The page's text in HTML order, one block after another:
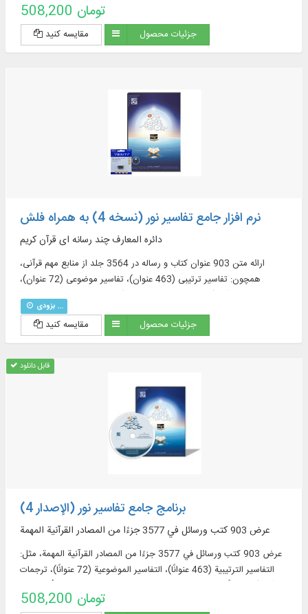
قسمت دانشنامه)، منابع تفسیر و علوم قرآنی (319 عنوان)، فرهنگنامه‌ها (52
عنوان)، پرسمان‌های قرآنی (32 عنوان)
508,200 تومان
مقایسه کنید جزئیات محصول
نرم افزار جامع تفاسیر نور (نسخه 4) به همراه فلش
دائره المعارف چند رسانه ای قرآن کریم
ارائه متن 903 عنوان کتاب و رساله در 3564 جلد از منابع مهم قرآنی،
همچون: تفاسیر ترتیبی (463 عنوان)، تفاسیر موضوعی (72 عنوان)،
ترجمه‌های قرآن (57 عنوان + 23 ترجمه برگرفته + 60 ترجمه خارجی در
قسمت دانشنامه)، منابع تفسیر و علوم قرآنی (319 عنوان)، فرهنگنامه‌ها (52
عنوان)، پرسمان‌های قرآنی (32 عنوان)
بزودی ...
مقایسه کنید جزئیات محصول
قابل دانلود
برنامج جامع تفاسير نور (الإصدار 4)
عرض 903 كتب ورسائل في 3577 جزءًا من المصادر القرآنية المهمة
عرض 903 كتب ورسائل في 3577 جزءًا من المصادر القرآنية المهمة، مثل:
التفاسير الترتيبية (463 عنوانًا)، التفاسير الموضوعية (72 عنوانًا)، ترجمات
قسم الموسوعة)، مصادر تفسير القرآن وعلومه (319 عنوانا)، المعاجم 508,200 تومان